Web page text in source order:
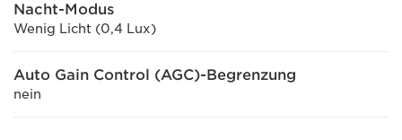
Nacht-Modus
Wenig Licht (0,4 Lux)
Auto Gain Control (AGC)-Begrenzung
nein